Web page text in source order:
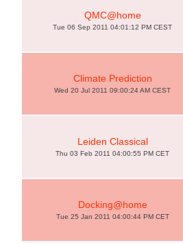
QMC@home
Tue 06 Sep 2011 04:01:12 PM CEST
Climate Prediction
Wed 20 Jul 2011 09:00:24 AM CEST
Leiden Classical
Thu 03 Feb 2011 04:00:55 PM CET
Docking@home
Tue 25 Jan 2011 04:00:44 PM CET